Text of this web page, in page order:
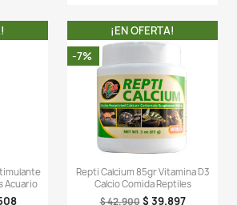
(0)
Sea el primero en escribir una reseña